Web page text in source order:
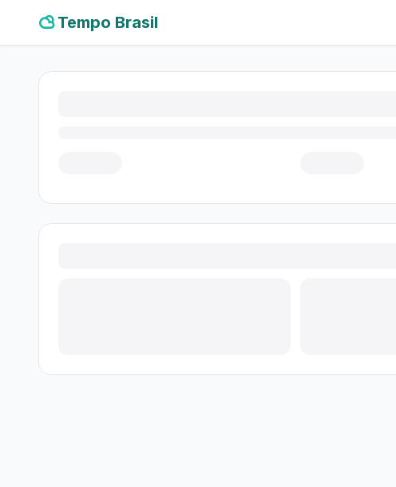
Tempo Brasil